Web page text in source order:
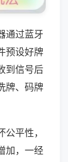
通过蓝牙
预设好牌
到信号后
牌、码牌
平性，
加，一经